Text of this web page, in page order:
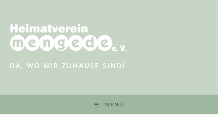
springen
DA, WO WIR ZUHAUSE SIND!
MENÜ